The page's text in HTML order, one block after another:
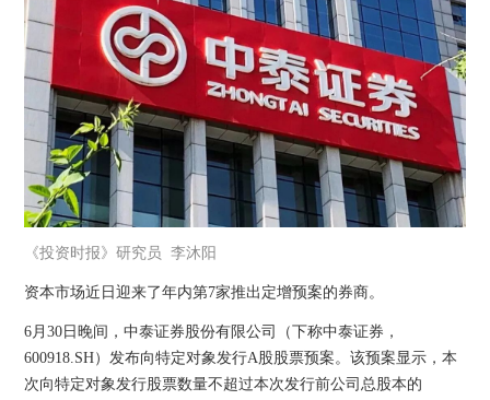
《投资时报》研究员 李沐阳
资本市场近日迎来了年内第7家推出定增预案的券商。
6月30日晚间，中泰证券股份有限公司（下称中泰证券，
600918.SH）发布向特定对象发行A股股票预案。该预案显示，本
次向特定对象发行股票数量不超过本次发行前公司总股本的